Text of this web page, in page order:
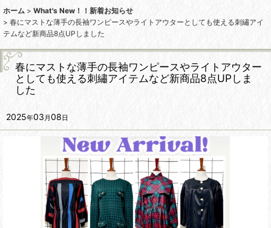
ホーム > What's New！！新着お知らせ
> 春にマストな薄手の長袖ワンピースやライトアウターとしても使える刺繡アイ
テムなど新商品8点UPしました
春にマストな薄手の長袖ワンピースやライトアウター
としても使える刺繡アイテムなど新商品8点UPしま
した
2025年03 月08日